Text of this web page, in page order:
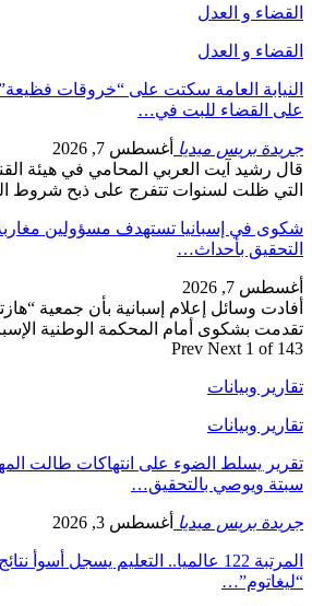
القضاء و العدل
القضاء و العدل
النيابة العامة سكتت على “خروقات
على القضاء للبت في…
جريدة بريس ميديا أغسطس 7, 2026
قال رشيد آيت العربي المحامي في هيئة
التي ظلت لسنوات تتفرج على ذبح شروط
شكوى في إسبانيا تستهدف مسؤولين
التحقيق بأحداث…
أغسطس 7, 2026
تقدمت بشكوى أمام المحكمة الوطنية
Prev Next 1 of 143
تقارير وبيانات
تقارير وبيانات
تقرير يسلط الضوء على انتهاكات طالت
سبتة ويوصي بالتحقيق…
جريدة بريس ميديا أغسطس 3, 2026
المرتبة 122 عالميا.. التعليم يسجل
“ليغاتوم”…